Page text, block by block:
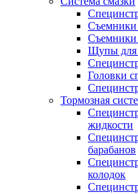
Съемники
Съемники
Щупы для
Головки
Тормозная
жидкости
барабанов
колодок